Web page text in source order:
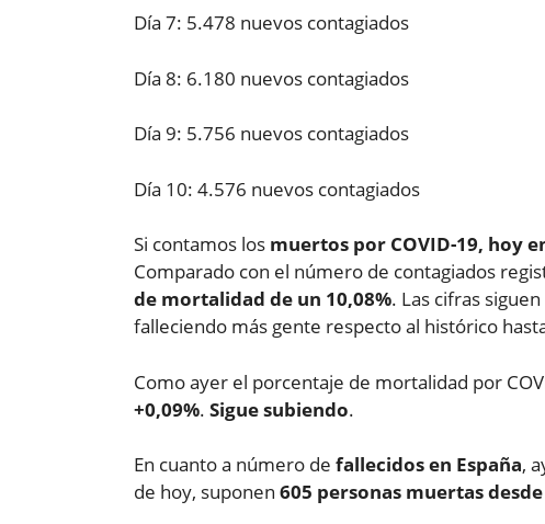
Día 7: 5.478 nuevos contagiados
Día 8: 6.180 nuevos contagiados
Día 9: 5.756 nuevos contagiados
Día 10: 4.576 nuevos contagiados
Si contamos los muertos por COVID-19, hoy
Comparado con el número de contagiados
de mortalidad de un 10,08%. Las cifras
falleciendo más gente respecto al histórico
Como ayer el porcentaje de mortalidad por
+0,09%. Sigue subiendo.
En cuanto a número de fallecidos en España,
de hoy, suponen 605 personas muertas